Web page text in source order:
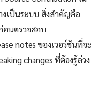
เป็นระบบ สิ่งสำคัญคือ
อนตรวจสอบ
notes ของเวอร์ชันที่จะ
changes ที่ต้องรู้ล่วง